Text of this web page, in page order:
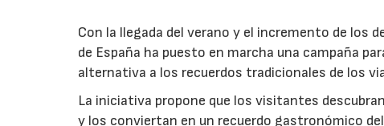
Con la llegada del verano y el incremento de
de España ha puesto en marcha una campaña
alternativa a los recuerdos tradicionales de los
La iniciativa propone que los visitantes
y los conviertan en un recuerdo gastronómico